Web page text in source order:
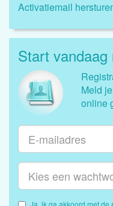
Activatiemail
Meld
online